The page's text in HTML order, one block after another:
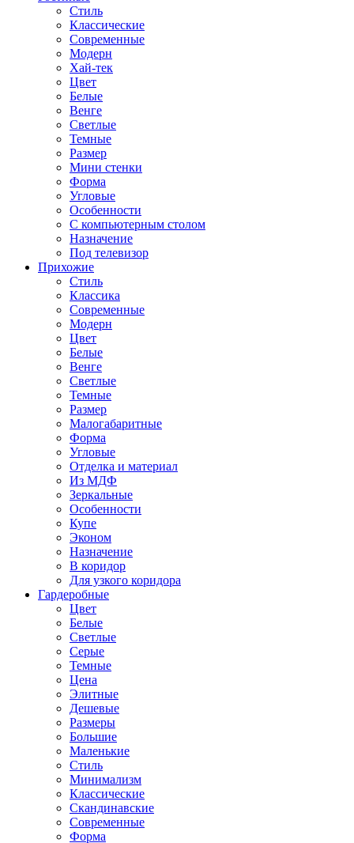
Стиль
Классические
Современные
Модерн
Хай-тек
Цвет
Белые
Венге
Светлые
Темные
Размер
Мини стенки
Форма
Угловые
Особенности
С компьютерным столом
Назначение
Под телевизор
Прихожие
Стиль
Классика
Современные
Модерн
Цвет
Белые
Венге
Светлые
Темные
Размер
Малогабаритные
Форма
Угловые
Отделка и материал
Из МДФ
Зеркальные
Особенности
Купе
Эконом
Назначение
В коридор
Для узкого коридора
Гардеробные
Цвет
Белые
Светлые
Серые
Темные
Цена
Элитные
Дешевые
Размеры
Большие
Маленькие
Стиль
Минимализм
Классические
Скандинавские
Современные
Форма